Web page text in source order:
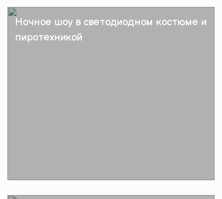
Подробнее
Ночное шоу в светодиодном костюме и
пиротехникой
Подробнее